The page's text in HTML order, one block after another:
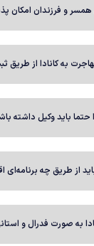
همسر و فرزندان امکان
به کانادا از
حتما باید وکیل داشته
از طریق چه برنامه‌ای
به صورت فدرال و